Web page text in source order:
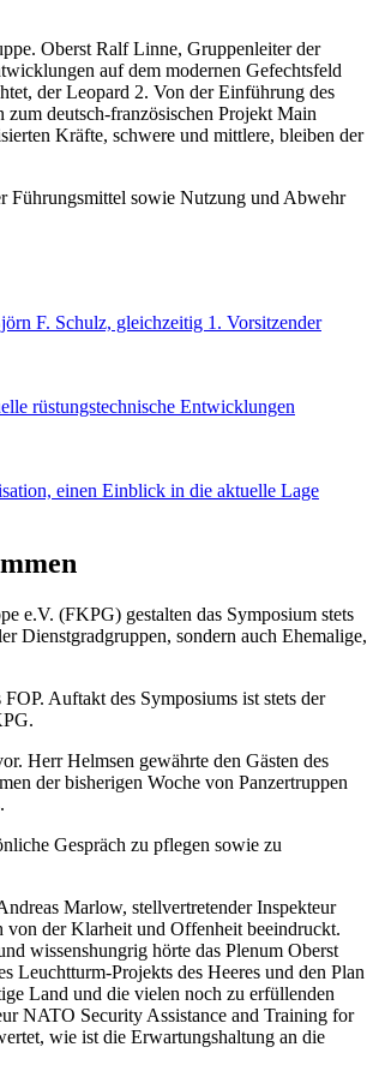
Oberst Ralf Linne, Gruppenleiter der
auf dem modernen Gefechtsfeld
der Leopard 2. Von der Einführung des
deutsch-französischen Projekt Main
Kräfte, schwere und mittlere, bleiben der
Führungsmittel sowie Nutzung und Abwehr
F. Schulz, gleichzeitig 1. Vorsitzender
rüstungstechnische Entwicklungen
einen Einblick in die aktuelle Lage
e.V. (FKPG) gestalten das Symposium stets
Dienstgradgruppen, sondern auch Ehemalige,
Auftakt des Symposiums ist stets der
Herr Helmsen gewährte den Gästen des
der bisherigen Woche von Panzertruppen
Gespräch zu pflegen sowie zu
Marlow, stellvertretender Inspekteur
der Klarheit und Offenheit beeindruckt.
wissenshungrig hörte das Plenum Oberst
Leuchtturm-Projekts des Heeres und den Plan
Land und die vielen noch zu erfüllenden
NATO Security Assistance and Training for
wie ist die Erwartungshaltung an die